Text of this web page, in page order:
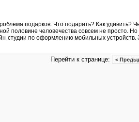
подарков. Что подарить? Как удивить?
половине человечества совсем не просто. Но
студии по оформлению мобильных
Перейти к странице: <